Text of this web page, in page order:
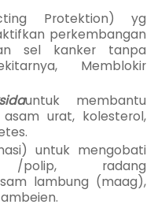
Protektion) yg
perkembangan
sel kanker tanpa
Memblokir
untuk membantu
urat, kolesterol,
untuk mengobati
polip, radang
lambung (maag),